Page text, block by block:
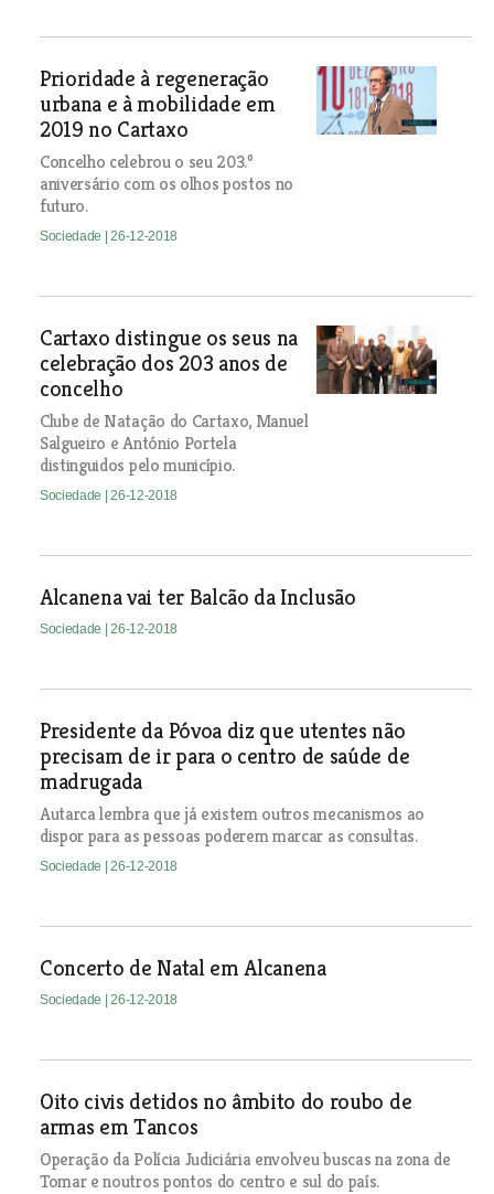
Prioridade à regeneração
urbana e à mobilidade em
2019 no Cartaxo
Concelho celebrou o seu 203.º
aniversário com os olhos postos no
futuro.
Sociedade | 26-12-2018
Cartaxo distingue os seus na
celebração dos 203 anos de
concelho
Clube de Natação do Cartaxo, Manuel
Salgueiro e António Portela
distinguidos pelo município.
Sociedade | 26-12-2018
Alcanena vai ter Balcão da Inclusão
Sociedade | 26-12-2018
Presidente da Póvoa diz que utentes não
precisam de ir para o centro de saúde de
madrugada
Autarca lembra que já existem outros mecanismos ao
dispor para as pessoas poderem marcar as consultas.
Sociedade | 26-12-2018
Concerto de Natal em Alcanena
Sociedade | 26-12-2018
Oito civis detidos no âmbito do roubo de
armas em Tancos
Operação da Polícia Judiciária envolveu buscas na zona de
Tomar e noutros pontos do centro e sul do país.